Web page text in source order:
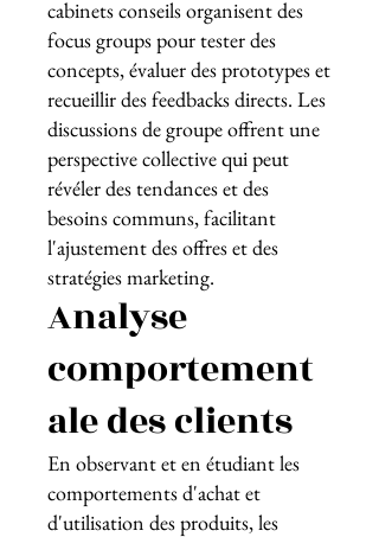
cabinets conseils organisent des
focus groups pour tester des
concepts, évaluer des prototypes et
recueillir des feedbacks directs. Les
discussions de groupe offrent une
perspective collective qui peut
révéler des tendances et des
besoins communs, facilitant
l'ajustement des offres et des
stratégies marketing.
Analyse
comportement
ale des clients
En observant et en étudiant les
comportements d'achat et
d'utilisation des produits, les